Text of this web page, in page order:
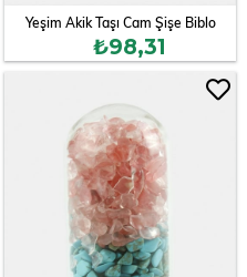
Yeşim Akik Taşı Cam Şişe Biblo
₺98,31